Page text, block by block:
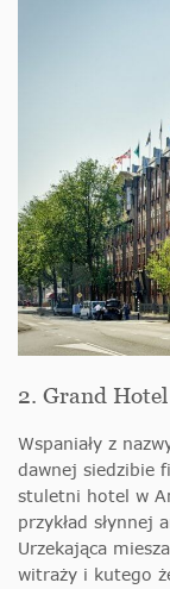
2. Grand
Wspaniały z
dawnej siedzibie
stuletni hotel w
przykład słynnej
Urzekająca
witraży i kutego